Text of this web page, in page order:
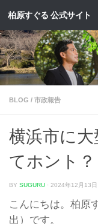
コンテンツへスキップ
柏原すぐる 公式サイト
BLOG / 市政報告
横浜市に
てホント？
BY SUGURU · 2024年12月13日
こんにちは。柏原
出）です。